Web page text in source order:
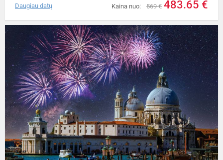
Kaina nuo: 569 € 483.65 €
Daugiau datų